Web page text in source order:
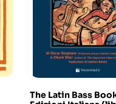
The Latin Bass